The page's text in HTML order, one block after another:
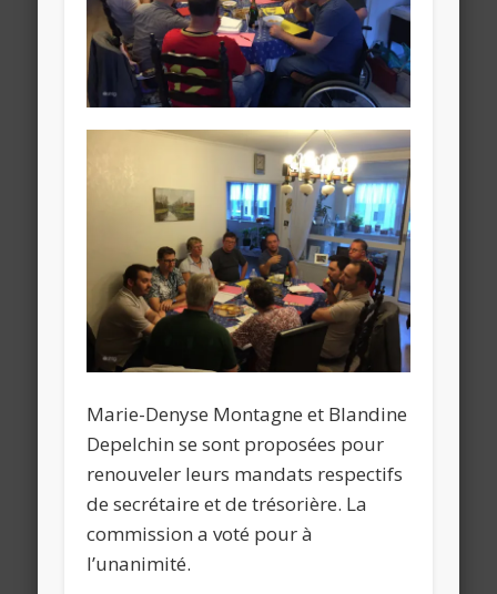
Marie-Denyse Montagne et Blandine
Depelchin se sont proposées pour
renouveler leurs mandats respectifs
de secrétaire et de trésorière. La
commission a voté pour à
l’unanimité.